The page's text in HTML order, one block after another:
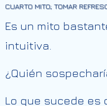
CUARTO MITO; TOMAR
Es un mito
intuitiva.
¿Quién
Lo que sucede es